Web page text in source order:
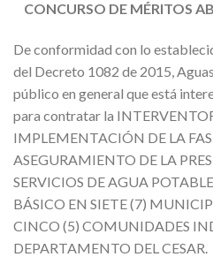
CONCURSO DE MÉRITOS
De conformidad con lo
del Decreto 1082 de 2015, Aguas
público en general que está
para contratar la
IMPLEMENTACIÓN DE LA
ASEGURAMIENTO DE LA
SERVICIOS DE AGUA
BÁSICO EN SIETE (7)
CINCO (5) COMUNIDADES
DEPARTAMENTO DEL CESAR.